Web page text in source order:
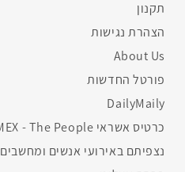
תקנון
הצהרת נגישות
About Us
פורטל החדשות
DailyMaily
כרטיס אשראי AMEX - The People
נצפיתם באירועי אנשים ומחשבים